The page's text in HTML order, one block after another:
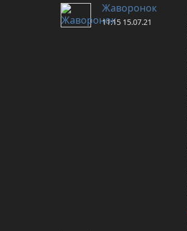
Жаворонок
11:15 15.07.21